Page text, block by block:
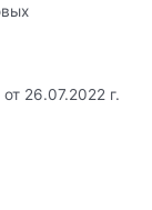
26.07.2022 г.